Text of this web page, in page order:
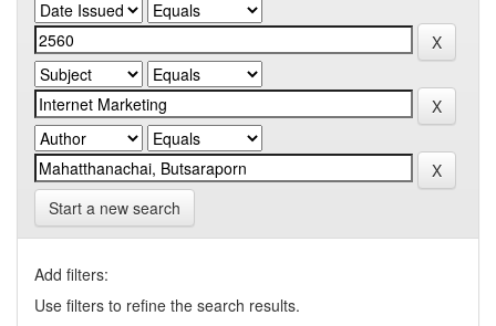
Start a new search
Add filters:
Use filters to refine the search results.